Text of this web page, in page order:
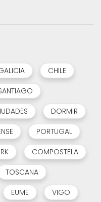
CHILE
DORMIR
PORTUGAL
COMPOSTELA
TOSCANA
EUME
VIGO